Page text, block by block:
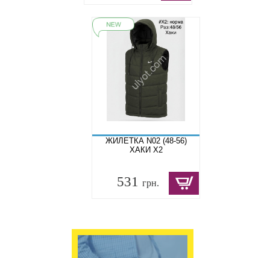
ЖИЛЕТКА N02 (48-56)
ХАКИ X2
531 грн.